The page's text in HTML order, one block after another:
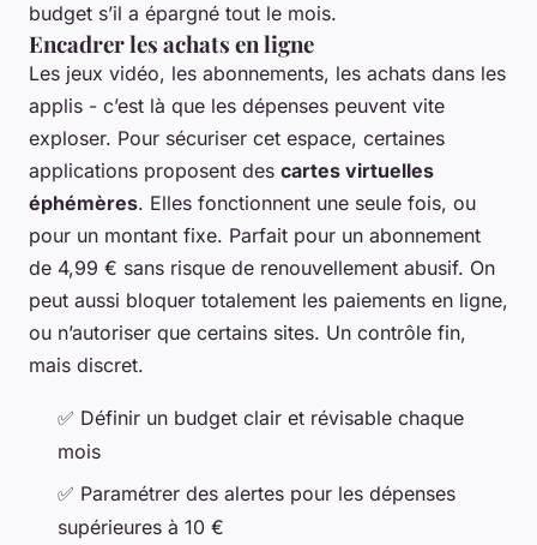
budget s’il a épargné tout le mois.
Encadrer les achats en ligne
Les jeux vidéo, les abonnements, les achats dans les
applis - c’est là que les dépenses peuvent vite
exploser. Pour sécuriser cet espace, certaines
applications proposent des cartes virtuelles
éphémères. Elles fonctionnent une seule fois, ou
pour un montant fixe. Parfait pour un abonnement
de 4,99 € sans risque de renouvellement abusif. On
peut aussi bloquer totalement les paiements en ligne,
ou n’autoriser que certains sites. Un contrôle fin,
mais discret.
✅ Définir un budget clair et révisable chaque
mois
✅ Paramétrer des alertes pour les dépenses
supérieures à 10 €